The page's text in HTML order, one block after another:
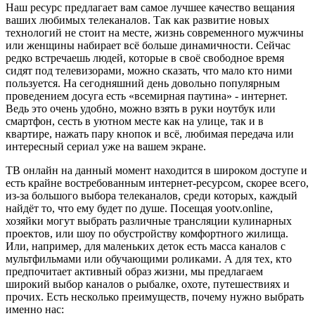
Наш ресурс предлагает вам самое лучшее качество вещания
ваших любимых телеканалов. Так как развитие новых
технологий не стоит на месте, жизнь современного мужчины
или женщины набирает всё больше динамичности. Сейчас
редко встречаешь людей, которые в своё свободное время
сидят под телевизорами, можно сказать, что мало кто ними
пользуется. На сегодняшний день довольно популярным
проведением досуга есть «всемирная паутина» - интернет.
Ведь это очень удобно, можно взять в руки ноутбук или
смартфон, сесть в уютном месте как на улице, так и в
квартире, нажать пару кнопок и всё, любимая передача или
интересный сериал уже на вашем экране.
ТВ онлайн на данный момент находится в широком доступе и
есть крайне востребованным интернет-ресурсом, скорее всего,
из-за большого выбора телеканалов, среди которых, каждый
найдёт то, что ему будет по душе. Посещая yootv.online,
хозяйки могут выбрать различные трансляции кулинарных
проектов, или шоу по обустройству комфортного жилища.
Или, например, для маленьких деток есть масса каналов с
мультфильмами или обучающими роликами. А для тех, кто
предпочитает активный образ жизни, мы предлагаем
широкий выбор каналов о рыбалке, охоте, путешествиях и
прочих. Есть несколько преимуществ, почему нужно выбрать
именно нас: